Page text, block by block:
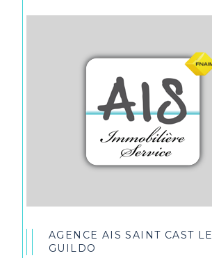
AGENCE AIS SAINT CAST LE
GUILDO